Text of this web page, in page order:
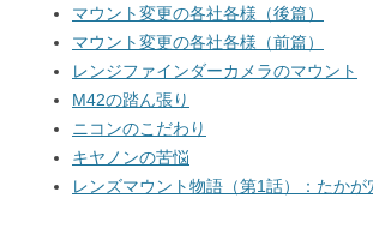
マウント変更の各社各様（後篇）
マウント変更の各社各様（前篇）
レンジファインダーカメラのマウント
M42の踏ん張り
ニコンのこだわり
キヤノンの苦悩
レンズマウント物語（第1話）：たか